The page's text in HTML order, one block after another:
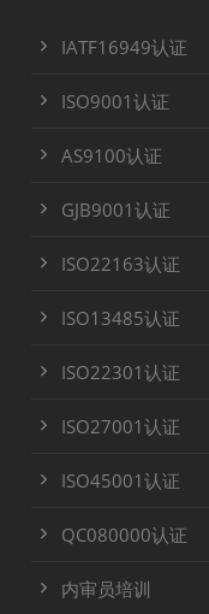
IATF16949认证
ISO9001认证
AS9100认证
GJB9001认证
ISO22163认证
ISO13485认证
ISO22301认证
ISO27001认证
ISO45001认证
QC080000认证
内审员培训